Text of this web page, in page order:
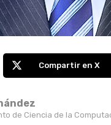
Compartir en X
de Ciencia de la